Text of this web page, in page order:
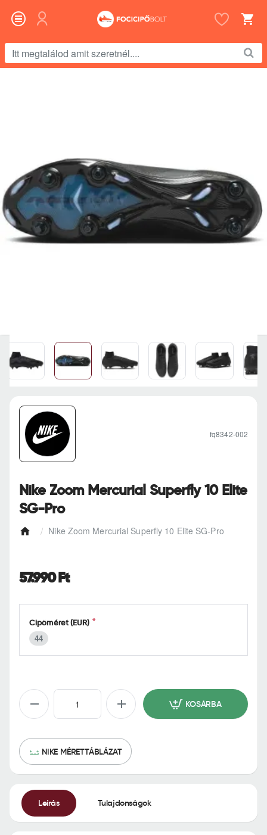
megtalálod
e
Nike Zoom Mercurial Superfly 10 Elite SG-Pro
Nike Zoom Mercurial Superfly 10 Elite
SG-Pro
fq8342-002
57.990 Ft
Cipőméret (EUR)
44
KOSÁRBA
NIKE MÉRETTÁBLÁZAT
Leírás Tulajdonságok